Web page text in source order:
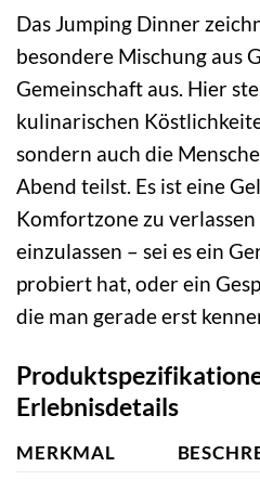
Das Jumping Dinner
besondere Mischung aus
Gemeinschaft aus. Hier
kulinarischen
sondern auch die
Abend teilst. Es ist eine
Komfortzone zu
einzulassen – sei es ein
probiert hat, oder ein
die man gerade erst
Erlebnisdetails
MERKMAL